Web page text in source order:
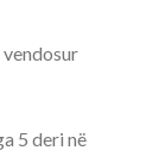
5 deri në